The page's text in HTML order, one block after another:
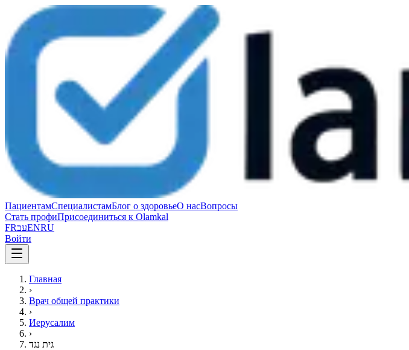
ПациентамСпециалистамБлог о здоровьеО насВопросы
Стать профиПрисоединиться к Olamkal
FRעבENRU
Войти
Главная
›
Врач общей практики
›
Иерусалим
›
גית נגד